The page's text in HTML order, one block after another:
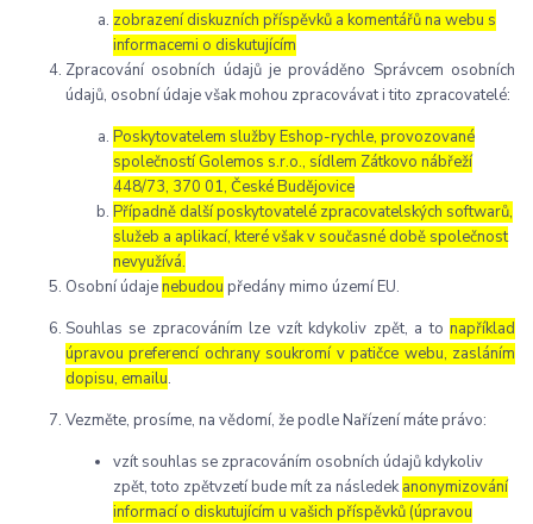
zobrazení diskuzních příspěvků a komentářů na webu s
informacemi o diskutujícím
Zpracování osobních údajů je prováděno Správcem osobních
údajů, osobní údaje však mohou zpracovávat i tito zpracovatelé:
Poskytovatelem služby Eshop-rychle, provozované
společností Golemos s.r.o., sídlem Zátkovo nábřeží
448/73, 370 01, České Budějovice
Případně další poskytovatelé zpracovatelských softwarů,
služeb a aplikací, které však v současné době společnost
nevyužívá.
Osobní údaje nebudou předány mimo území EU.
Souhlas se zpracováním lze vzít kdykoliv zpět, a to například
úpravou preferencí ochrany soukromí v patičce webu, zasláním
dopisu, emailu.
Vezměte, prosíme, na vědomí, že podle Nařízení máte právo:
vzít souhlas se zpracováním osobních údajů kdykoliv
zpět, toto zpětvzetí bude mít za následekanonymizování
informací o diskutujícím u vašich příspěvků (úpravou